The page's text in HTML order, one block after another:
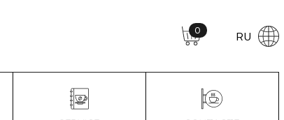
0 RU